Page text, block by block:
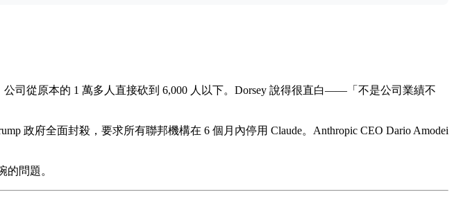
公司從原本的 1 萬多人直接砍到 6,000 人以下。Dorsey 說得很直白——「不是公司業績不
政府全面封殺，要求所有聯邦機構在 6 個月內停用 Claude。Anthropic CEO Dario Amodei
問題。